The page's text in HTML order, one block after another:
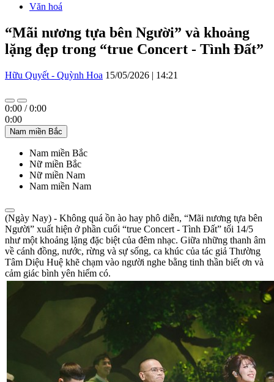
Văn hoá
“Mãi nương tựa bên Người” và khoảng
lặng đẹp trong “true Concert - Tình Đất”
Hữu Quyết - Quỳnh Hoa 15/05/2026 | 14:21
0:00 /0:00
0:00
Nam miền Bắc
Nam miền Bắc
Nữ miền Bắc
Nữ miền Nam
Nam miền Nam
(Ngày Nay) - Không quá ồn ào hay phô diễn, “Mãi nương tựa bên
Người” xuất hiện ở phần cuối “true Concert - Tình Đất” tối 14/5
như một khoảng lặng đặc biệt của đêm nhạc. Giữa những thanh âm
về cánh đồng, nước, rừng và sự sống, ca khúc của tác giả Thường
Tâm Diệu Huệ khẽ chạm vào người nghe bằng tinh thần biết ơn và
cảm giác bình yên hiếm có.